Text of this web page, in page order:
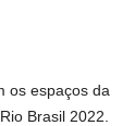
os espaços da
Brasil 2022.